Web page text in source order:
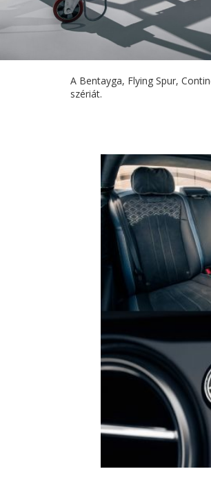
A Bentayga, Flying Spur,
szériát.